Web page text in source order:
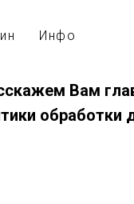
Инфо
Вам
обработки